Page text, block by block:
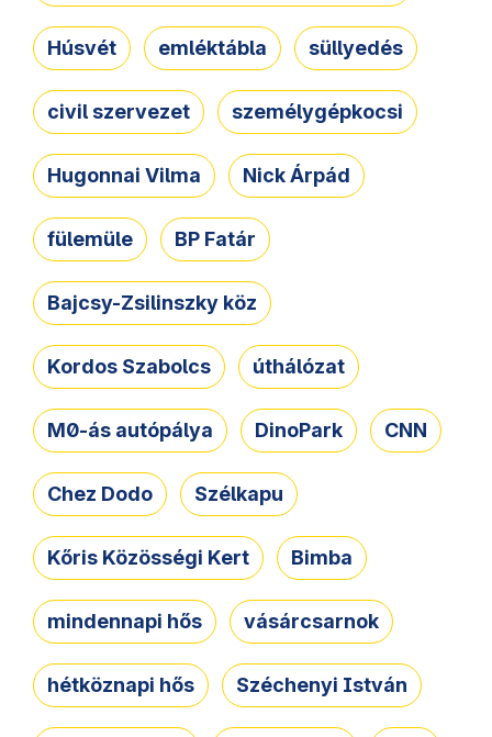
Húsvét emléktábla süllyedés
civil szervezet személygépkocsi
Hugonnai Vilma Nick Árpád
fülemüle BP Fatár
Bajcsy-Zsilinszky köz
Kordos Szabolcs úthálózat
M0-ás autópálya DinoPark CNN
Chez Dodo Szélkapu
Kőris Közösségi Kert Bimba
mindennapi hős vásárcsarnok
hétköznapi hős Széchenyi István